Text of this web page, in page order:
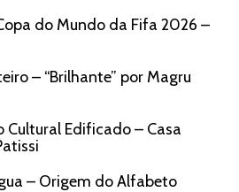
do Mundo da Fifa 2026 –
– “Brilhante” por Magru
Edificado – Casa
– Origem do Alfabeto